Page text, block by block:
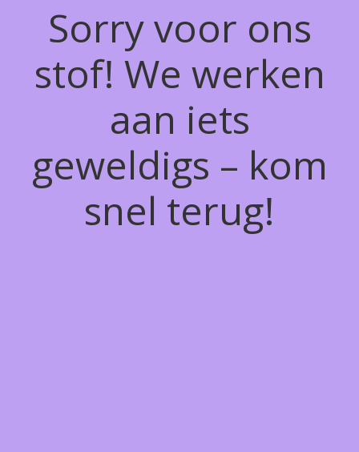
Sorry voor ons
stof! We werken
aan iets
geweldigs – kom
snel terug!